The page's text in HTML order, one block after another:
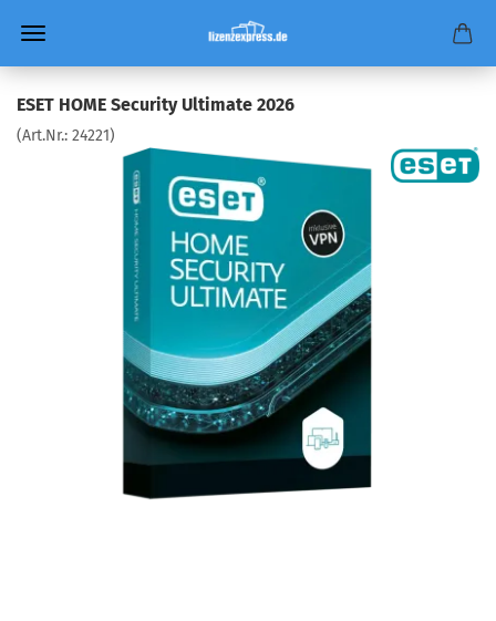
ESET HOME Security Ultimate 2026
(Art.Nr.: 24221)